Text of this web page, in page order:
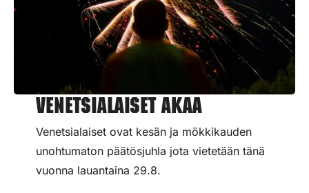
Venetsialaiset Akaa
Venetsialaiset ovat kesän ja mökkikauden
unohtumaton päätösjuhla jota vietetään tänä
vuonna lauantaina 29.8.